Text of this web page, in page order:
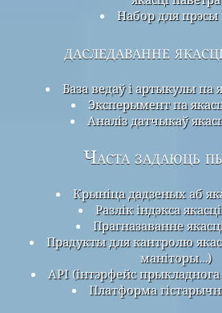
Набор для прэсы
даследаванне
База ведаў і артыкулы па
Эксперымент па
Аналіз датчыкаў
Часта задаюць
Крыніца дадзеных аб
Разлік індэкса
Прагназаванне
Прадукты для кантролю
маніторы…)
API (інтэрфейс
Платформа